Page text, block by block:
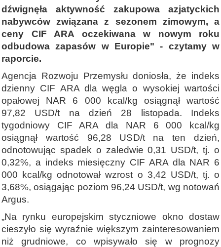
dźwignęła aktywność zakupowa azjatyckich
nabywców związana z sezonem zimowym, a
ceny CIF ARA oczekiwana w nowym roku
odbudowa zapasów w Europie" - czytamy w
raporcie.
Agencja Rozwoju Przemysłu doniosła, że indeks
dzienny CIF ARA dla węgla o wysokiej wartości
opałowej NAR 6 000 kcal/kg osiągnął wartość
97,82 USD/t na dzień 28 listopada. Indeks
tygodniowy CIF ARA dla NAR 6 000 kcal/kg
osiągnął wartość 96,28 USD/t na ten dzień,
odnotowując spadek o zaledwie 0,31 USD/t, tj. o
0,32%, a indeks miesięczny CIF ARA dla NAR 6
000 kcal/kg odnotował wzrost o 3,42 USD/t, tj. o
3,68%, osiągając poziom 96,24 USD/t, wg notowań
Argus.
„Na rynku europejskim styczniowe okno dostaw
cieszyło się wyraźnie większym zainteresowaniem
niż grudniowe, co wpisywało się w prognozy